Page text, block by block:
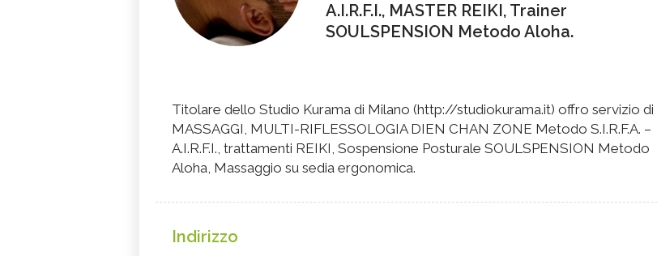
A.I.R.F.I., MASTER REIKI, Trainer
SOULSPENSION Metodo Aloha.
Titolare dello Studio Kurama di Milano (http://studiokurama.it) offro servizio di
MASSAGGI, MULTI-RIFLESSOLOGIA DIEN CHAN ZONE Metodo S.I.R.F.A. –
A.I.R.F.I., trattamenti REIKI, Sospensione Posturale SOULSPENSION Metodo
Aloha, Massaggio su sedia ergonomica.
Indirizzo